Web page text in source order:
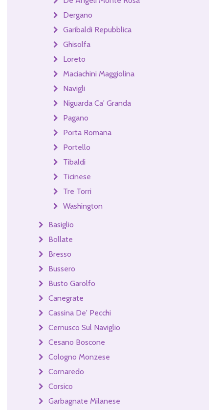
Dergano
Garibaldi Repubblica
Ghisolfa
Loreto
Maciachini Maggiolina
Navigli
Niguarda Ca' Granda
Pagano
Porta Romana
Portello
Tibaldi
Ticinese
Tre Torri
Washington
Basiglio
Bollate
Bresso
Bussero
Busto Garolfo
Canegrate
Cassina De' Pecchi
Cernusco Sul Naviglio
Cesano Boscone
Cologno Monzese
Cornaredo
Corsico
Garbagnate Milanese